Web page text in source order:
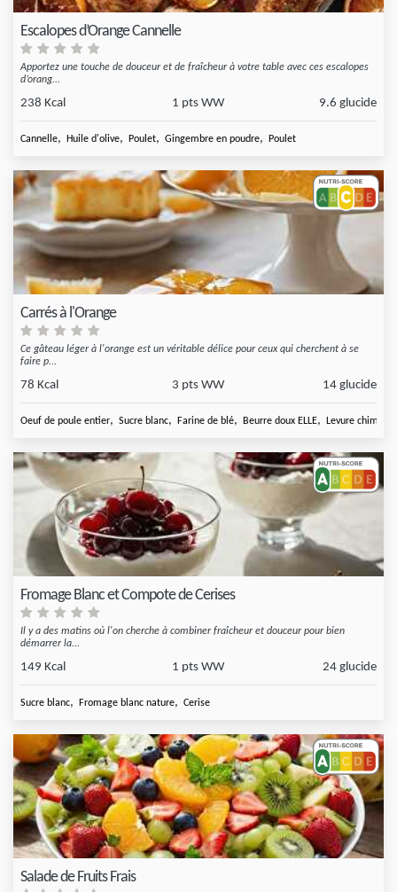
Escalopes d’Orange Cannelle
Apportez une touche de douceur et de fraîcheur à votre table avec ces escalopes
d’orang...
238 Kcal 1 pts WW 9.6 glucide
Cannelle, Huile d'olive, Poulet, Gingembre en poudre, Poulet
Carrés à l'Orange
Ce gâteau léger à l'orange est un véritable délice pour ceux qui cherchent à se
faire p...
78 Kcal 3 pts WW 14 glucide
Oeuf de poule entier, Sucre blanc, Farine de blé, Beurre doux ELLE, Levure chimique
Fromage Blanc et Compote de Cerises
Il y a des matins où l'on cherche à combiner fraîcheur et douceur pour bien
démarrer la...
149 Kcal 1 pts WW 24 glucide
Sucre blanc, Fromage blanc nature, Cerise
Salade de Fruits Frais